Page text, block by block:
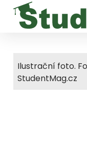
Ilustrační foto.
StudentMag.cz